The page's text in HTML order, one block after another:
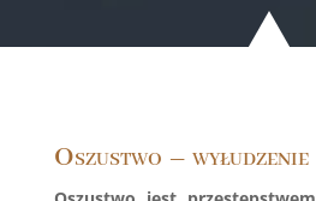
Oszustwo – wyłudzenie